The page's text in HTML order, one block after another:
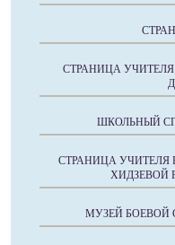
СТРАНИЦА
ШКОЛЬНЫЙ
СТРАНИЦА УЧИТЕЛЯ
ХИДЗЕВОЙ
МУЗЕЙ